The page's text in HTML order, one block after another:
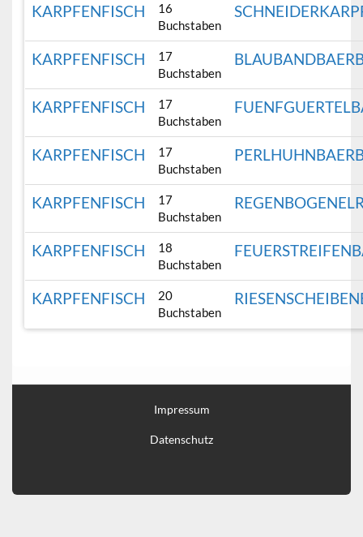
KARPFENFISCH
16
Buchstaben
KARPFENFISCH
17
Buchstaben
KARPFENFISCH
17
Buchstaben
KARPFENFISCH
17
Buchstaben
KARPFENFISCH
17
Buchstaben
KARPFENFISCH
18
Buchstaben
KARPFENFISCH
20
Buchstaben
Impressum
Datenschutz